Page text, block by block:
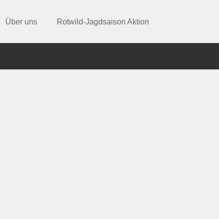
Über uns Rotwild-Jagdsaison Aktion